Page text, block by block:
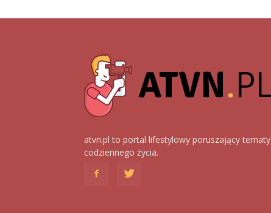
atvn.pl to portal lifestylowy poruszający tematy
codziennego życia.